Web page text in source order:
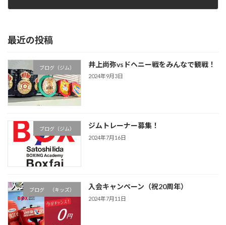
最近の投稿
ブログ（ジム） 井上尚弥vsドヘニー戦をみんなで観戦！
2024年9月3日
ブログ（ジム） ジムトレーナー募集！
2024年7月16日
ブログ （キッズ） 入会キャンペーン（祝20周年）
2024年7月11日